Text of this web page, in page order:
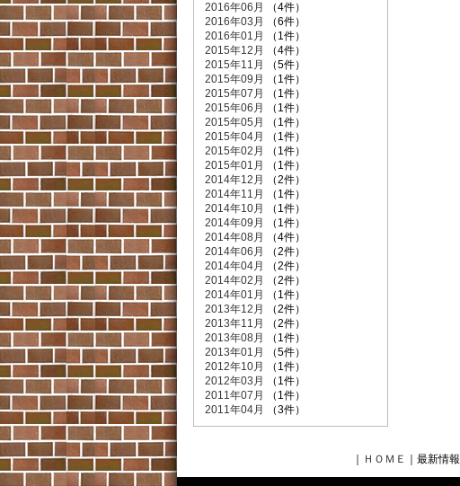
2016年06月
（4件）
2016年03月
（6件）
2016年01月
（1件）
2015年12月
（4件）
2015年11月
（5件）
2015年09月
（1件）
2015年07月
（1件）
2015年06月
（1件）
2015年05月
（1件）
2015年04月
（1件）
2015年02月
（1件）
2015年01月
（1件）
2014年12月
（2件）
2014年11月
（1件）
2014年10月
（1件）
2014年09月
（1件）
2014年08月
（4件）
2014年06月
（2件）
2014年04月
（2件）
2014年02月
（2件）
2014年01月
（1件）
2013年12月
（2件）
2013年11月
（2件）
2013年08月
（1件）
2013年01月
（5件）
2012年10月
（1件）
2012年03月
（1件）
2011年07月
（1件）
2011年04月
（3件）
ＨＯＭＥ ｜最新情報